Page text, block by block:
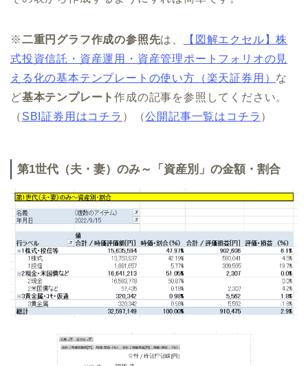
※二重円グラフ作成の参照先は、
【図解エクセル】株
式投資信託・資産運用・資産管理ポートフォリオの見
える化の基本テンプレートの使い方（楽天証券用） な
ど基本テンプレート作成の記事を参照してください。
（ SBI証券用はコチラ ）（公開記事一覧はコチラ ）
第1世代（夫・妻）のみ～「資産別」の金額・割合